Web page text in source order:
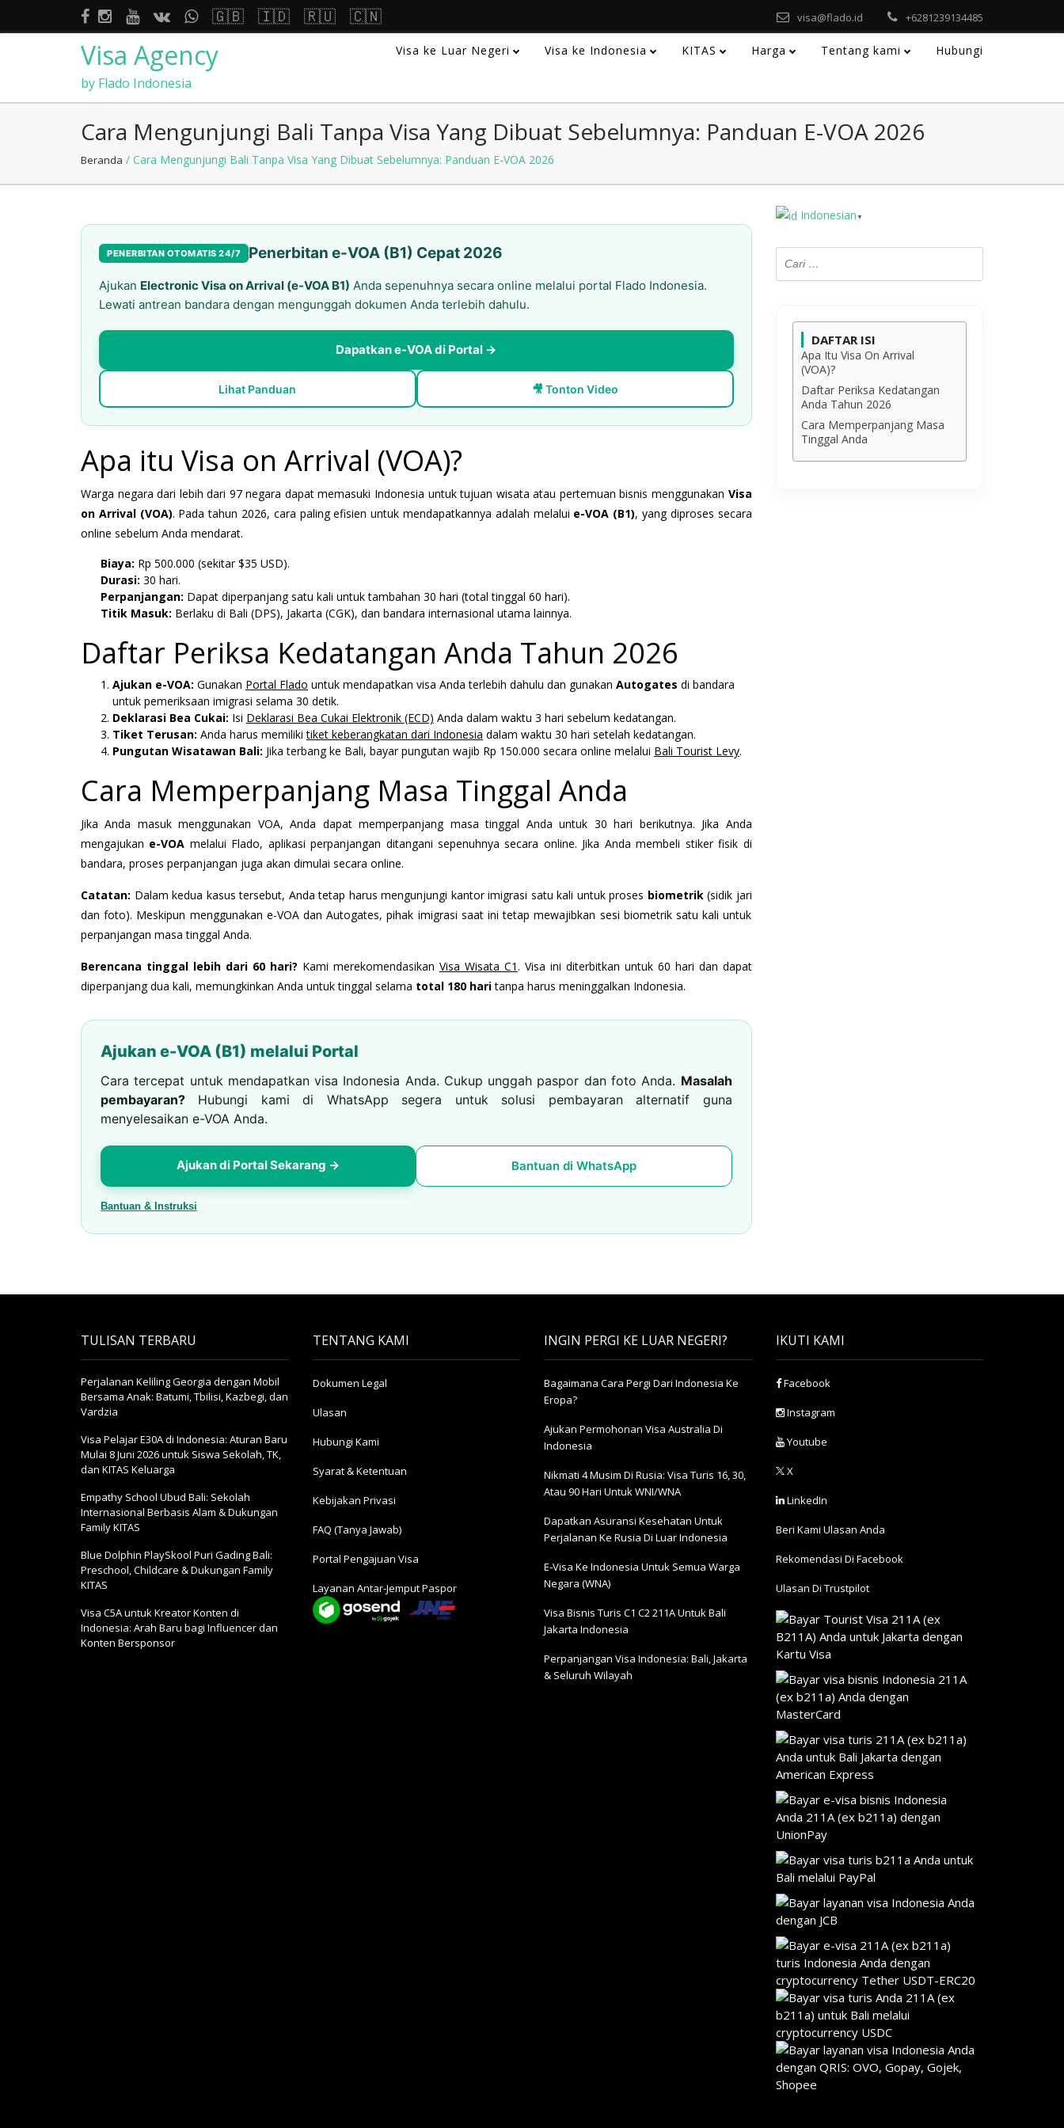
🇬🇧 🇮🇩 🇷🇺 🇨🇳 visa@flado.id +6281239134485
Visa Agency
by Flado Indonesia
Visa ke Luar Negeri Visa ke Indonesia KITAS Harga Tentang kami Hubungi
Cara Mengunjungi Bali Tanpa Visa Yang Dibuat Sebelumnya: Panduan E-VOA 2026
Beranda / Cara Mengunjungi Bali Tanpa Visa Yang Dibuat Sebelumnya: Panduan E-VOA 2026
PENERBITAN OTOMATIS 24/7 Penerbitan e-VOA (B1) Cepat 2026
Ajukan Electronic Visa on Arrival (e-VOA B1) Anda sepenuhnya secara online melalui portal Flado Indonesia.
Lewati antrean bandara dengan mengunggah dokumen Anda terlebih dahulu.
Dapatkan e-VOA di Portal →
Lihat Panduan 🎥 Tonton Video
Apa itu Visa on Arrival (VOA)?
Warga negara dari lebih dari 97 negara dapat memasuki Indonesia untuk tujuan wisata atau pertemuan bisnis menggunakan Visa
on Arrival (VOA). Pada tahun 2026, cara paling efisien untuk mendapatkannya adalah melalui e-VOA (B1), yang diproses secara
online sebelum Anda mendarat.
Biaya: Rp 500.000 (sekitar $35 USD).
Durasi: 30 hari.
Perpanjangan: Dapat diperpanjang satu kali untuk tambahan 30 hari (total tinggal 60 hari).
Titik Masuk: Berlaku di Bali (DPS), Jakarta (CGK), dan bandara internasional utama lainnya.
Daftar Periksa Kedatangan Anda Tahun 2026
Ajukan e-VOA: Gunakan Portal Flado untuk mendapatkan visa Anda terlebih dahulu dan gunakan Autogates di bandara
untuk pemeriksaan imigrasi selama 30 detik.
Deklarasi Bea Cukai: Isi Deklarasi Bea Cukai Elektronik (ECD) Anda dalam waktu 3 hari sebelum kedatangan.
Tiket Terusan: Anda harus memilikitiket keberangkatan dari Indonesia dalam waktu 30 hari setelah kedatangan.
Pungutan Wisatawan Bali: Jika terbang ke Bali, bayar pungutan wajib Rp 150.000 secara online melalui Bali Tourist Levy.
Cara Memperpanjang Masa Tinggal Anda
Jika Anda masuk menggunakan VOA, Anda dapat memperpanjang masa tinggal Anda untuk 30 hari berikutnya. Jika Anda
mengajukan e-VOA melalui Flado, aplikasi perpanjangan ditangani sepenuhnya secara online. Jika Anda membeli stiker fisik di
bandara, proses perpanjangan juga akan dimulai secara online.
Catatan: Dalam kedua kasus tersebut, Anda tetap harus mengunjungi kantor imigrasi satu kali untuk proses biometrik(sidik jari
dan foto). Meskipun menggunakan e-VOA dan Autogates, pihak imigrasi saat ini tetap mewajibkan sesi biometrik satu kali untuk
perpanjangan masa tinggal Anda.
Berencana tinggal lebih dari 60 hari? Kami merekomendasikan Visa Wisata C1. Visa ini diterbitkan untuk 60 hari dan dapat
diperpanjang dua kali, memungkinkan Anda untuk tinggal selama total 180 haritanpa harus meninggalkan Indonesia.
Ajukan e-VOA (B1) melalui Portal
Cara tercepat untuk mendapatkan visa Indonesia Anda. Cukup unggah paspor dan foto Anda. Masalah
pembayaran? Hubungi kami di WhatsApp segera untuk solusi pembayaran alternatif guna
menyelesaikan e-VOA Anda.
Ajukan di Portal Sekarang → Bantuan di WhatsApp
Bantuan & Instruksi
Indonesian ▼
DAFTAR ISI
Apa Itu Visa On Arrival
(VOA)?
Daftar Periksa Kedatangan
Anda Tahun 2026
Cara Memperpanjang Masa
Tinggal Anda
TULISAN TERBARU
Perjalanan Keliling Georgia dengan Mobil
Bersama Anak: Batumi, Tbilisi, Kazbegi, dan
Vardzia
Visa Pelajar E30A di Indonesia: Aturan Baru
Mulai 8 Juni 2026 untuk Siswa Sekolah, TK,
dan KITAS Keluarga
Empathy School Ubud Bali: Sekolah
Internasional Berbasis Alam & Dukungan
Family KITAS
Blue Dolphin PlaySkool Puri Gading Bali:
Preschool, Childcare & Dukungan Family
KITAS
Visa C5A untuk Kreator Konten di
Indonesia: Arah Baru bagi Influencer dan
Konten Bersponsor
TENTANG KAMI
Dokumen Legal
Ulasan
Hubungi Kami
Syarat & Ketentuan
Kebijakan Privasi
FAQ (Tanya Jawab)
Portal Pengajuan Visa
Layanan Antar-Jemput Paspor
INGIN PERGI KE LUAR NEGERI?
Bagaimana Cara Pergi Dari Indonesia Ke
Eropa?
Ajukan Permohonan Visa Australia Di
Indonesia
Nikmati 4 Musim Di Rusia: Visa Turis 16, 30,
Atau 90 Hari Untuk WNI/WNA
Dapatkan Asuransi Kesehatan Untuk
Perjalanan Ke Rusia Di Luar Indonesia
E-Visa Ke Indonesia Untuk Semua Warga
Negara (WNA)
Visa Bisnis Turis С1 С2 211A Untuk Bali
Jakarta Indonesia
Perpanjangan Visa Indonesia: Bali, Jakarta
& Seluruh Wilayah
IKUTI KAMI
Facebook
Instagram
Youtube
X
LinkedIn
Beri Kami Ulasan Anda
Rekomendasi Di Facebook
Ulasan Di Trustpilot